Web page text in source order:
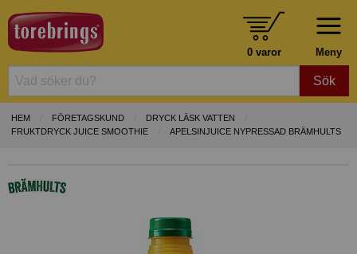
Meny
0 varor
Sök
HEM FÖRETAGSKUND
DRYCK LÄSK VATTEN
FRUKTDRYCK JUICE SMOOTHIE
APELSINJUICE NYPRESSAD BRÄMHULTS